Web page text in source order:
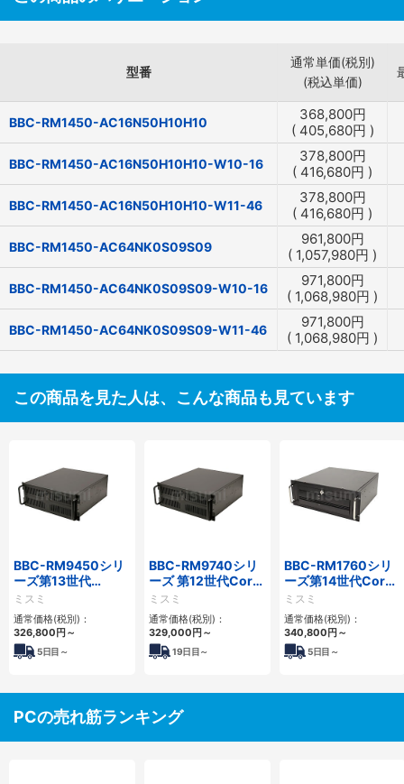
型番
通常単価(税別)
(税込単価)
BBC-RM1450-AC16N50H10H10 368,800円
( 405,680円 )
BBC-RM1450-AC16N50H10H10-W10-16 378,800円
( 416,680円 )
BBC-RM1450-AC16N50H10H10-W11-46 378,800円
( 416,680円 )
BBC-RM1450-AC64NK0S09S09 961,800円
( 1,057,980円 )
BBC-RM1450-AC64NK0S09S09-W10-16 971,800円
( 1,068,980円 )
BBC-RM1450-AC64NK0S09S09-W11-46 971,800円
( 1,068,980円 )
この商品を見た人は、こんな商品も見ています
BBC-RM9450シリ
ーズ第13世代
Core・12世代
Celeron対応ラック
マウント4PCIe
ミスミ
通常価格(税別)：
326,800円～
5日目～
BBC-RM9740シリ
ーズ 第12世代Core
対応ラックマウント
FAPC4PCI・3PCIe
ミスミ
通常価格(税別)：
329,000円～
19日目～
BBC-RM1760シリ
ーズ第14世代Core
対応ラックマウント
3PCIe
ミスミ
通常価格(税別)：
340,800円～
5日目～
PCの売れ筋ランキング